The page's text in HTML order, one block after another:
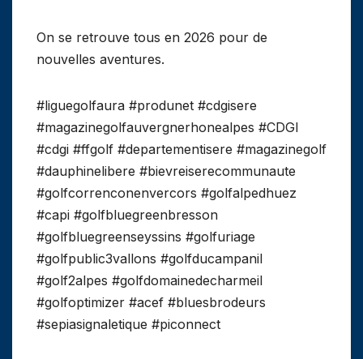
On se retrouve tous en 2026 pour de
nouvelles aventures.
#liguegolfaura #produnet #cdgisere
#magazinegolfauvergnerhonealpes #CDGI
#cdgi #ffgolf #departementisere #magazinegolf
#dauphinelibere #bievreiserecommunaute
#golfcorrenconenvercors #golfalpedhuez
#capi #golfbluegreenbresson
#golfbluegreenseyssins #golfuriage
#golfpublic3vallons #golfducampanil
#golf2alpes #golfdomainedecharmeil
#golfoptimizer #acef #bluesbrodeurs
#sepiasignaletique #piconnect